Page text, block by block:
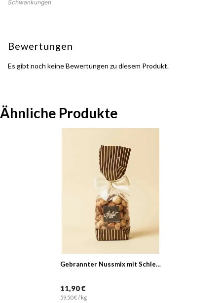
Schwankungen
Bewertungen
Es gibt noch keine Bewertungen zu diesem Produkt.
Ähnliche Produkte
Gebrannter Nussmix mit Schleife
11,90 €
59,50 € / kg